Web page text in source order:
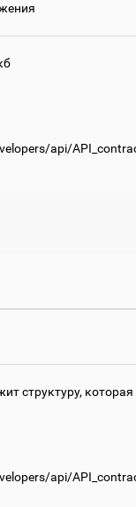
api/
структуру, которая
api/